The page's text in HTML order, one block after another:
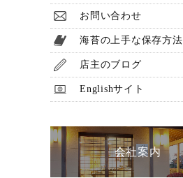
お問い合わせ
海苔の上手な保存方法
店主のブログ
Englishサイト
会社案内